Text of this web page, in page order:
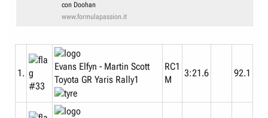
n
con Doohan
www.formulapassion.it
1.
#33
Evans Elfyn - Martin Scott
Toyota GR Yaris Rally1
RC1
M
3:21.6 92.1